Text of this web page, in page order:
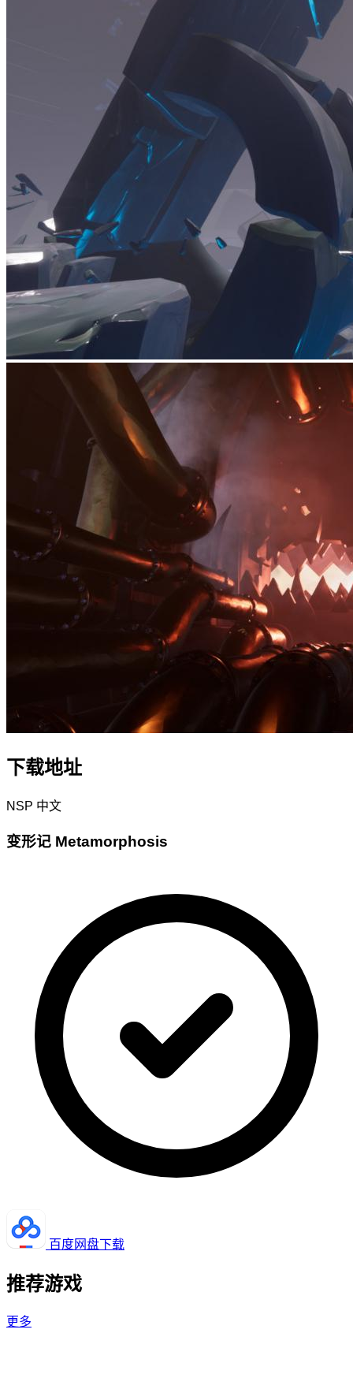
下载地址
NSP 中文
变形记 Metamorphosis
百度网盘下载
推荐游戏
更多